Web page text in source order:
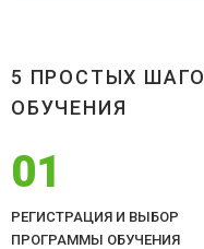
5 ПРОСТЫХ
ОБУЧЕНИЯ
01
РЕГИСТРАЦИЯ И ВЫБОР
ПРОГРАММЫ ОБУЧЕНИЯ